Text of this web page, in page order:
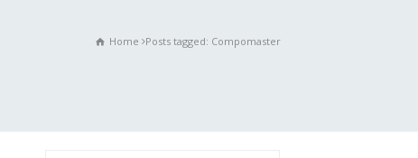
Home Posts tagged: Compomaster